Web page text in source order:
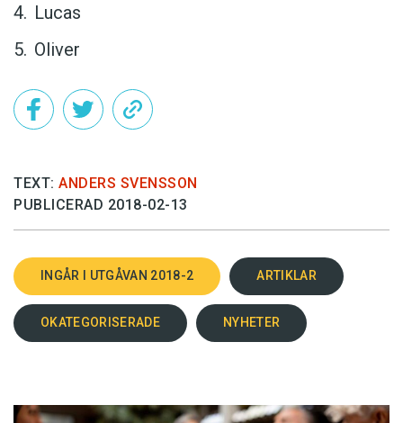
Lucas
Oliver
TEXT: ANDERS SVENSSON
PUBLICERAD 2018-02-13
INGÅR I UTGÅVAN 2018-2 ARTIKLAR
OKATEGORISERADE NYHETER